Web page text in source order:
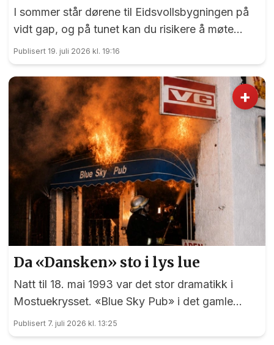
I sommer står dørene til Eidsvollsbygningen på
vidt gap, og på tunet kan du risikere å møte
blide og hjelpsomme sommervikarer som mer
enn gjerne guider deg.
Publisert 19. juli 2026 kl. 19:16
+
Da «Dansken» sto i lys lue
Natt til 18. mai 1993 var det stor dramatikk i
Mostuekrysset. «Blue Sky Pub» i det gamle
Autoimport-bygget sto plutselig i full fyr, og
vegg-i-vegg hadde Børselars sitt våpenlager.
Publisert 7. juli 2026 kl. 13:25